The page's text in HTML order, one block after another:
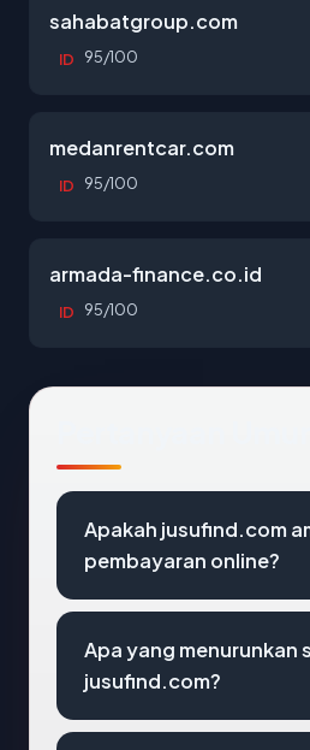
sahabatgroup.com
ID 95/100
medanrentcar.com
ID 95/100
armada-finance.co.id
ID 95/100
Apakah jusufind.com
pembayaran online?
Apa yang menurunkan
jusufind.com?